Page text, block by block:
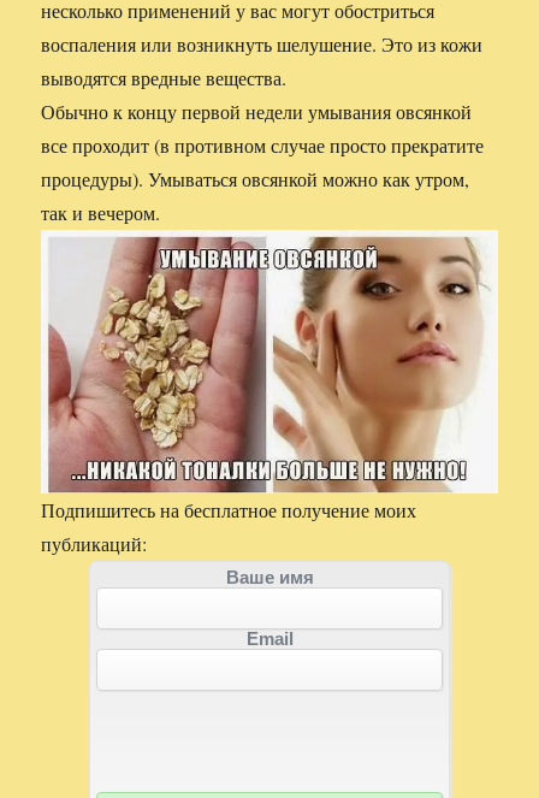
несколько применений у вас могут обостриться
воспаления или возникнуть шелушение. Это из кожи
выводятся вредные вещества.
Обычно к концу первой недели умывания овсянкой
все проходит (в противном случае просто прекратите
процедуры). Умываться овсянкой можно как утром,
так и вечером.
Подпишитесь на бесплатное получение моих
публикаций:
Ваше имя
Email